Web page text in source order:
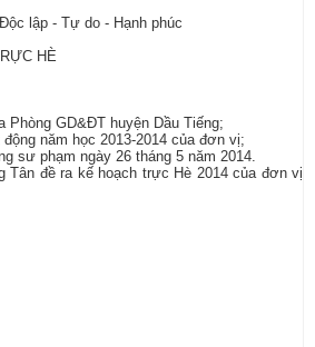
lập - Tự do - Hạnh phúc
HÈ
GD&ĐT huyện Dầu Tiếng;
năm học 2013-2014 của đơn vị;
sư phạm ngày 26 tháng 5 năm 2014.
Tân đề ra kế hoạch trực Hè 2014 của đơn vị